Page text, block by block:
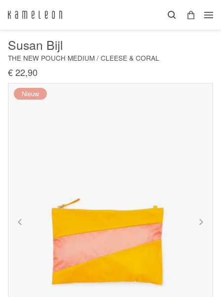
Susan Bijl
THE NEW POUCH MEDIUM / CLEESE & CORAL
€ 22,90
Nieuw